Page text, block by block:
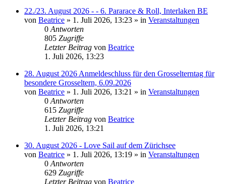
22./23. August 2026 - - 6. Pararace & Roll, Interlaken BE
von Beatrice » 1. Juli 2026, 13:23 » in Veranstaltungen
0 Antworten
805 Zugriffe
Letzter Beitrag von Beatrice
1. Juli 2026, 13:23
28. August 2026 Anmeldeschluss für den Grosselterntag für
besondere Grosseltern, 6.09.2026
von Beatrice » 1. Juli 2026, 13:21 » in Veranstaltungen
0 Antworten
615 Zugriffe
Letzter Beitrag von Beatrice
1. Juli 2026, 13:21
30. August 2026 - Love Sail auf dem Zürichsee
von Beatrice » 1. Juli 2026, 13:19 » in Veranstaltungen
0 Antworten
629 Zugriffe
Letzter Beitrag von Beatrice